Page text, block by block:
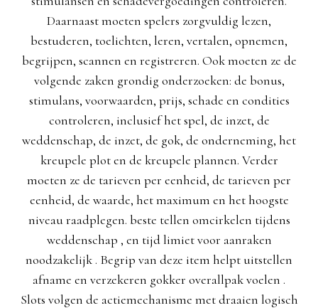
Daarnaast moeten spelers zorgvuldig lezen,
bestuderen, toelichten, leren, vertalen, opnemen,
begrijpen, scannen en registreren. Ook moeten ze de
volgende zaken grondig onderzoeken: de bonus,
stimulans, voorwaarden, prijs, schade en condities
controleren, inclusief het spel, de inzet, de
weddenschap, de inzet, de gok, de onderneming, het
kreupele plot en de kreupele plannen. Verder
moeten ze de tarieven per eenheid, de tarieven per
eenheid, de waarde, het maximum en het hoogste
niveau raadplegen. beste tellen omcirkelen tijdens
weddenschap , en tijd limiet voor aanraken
noodzakelijk . Begrip van deze item helpt uitstellen
afname en verzekeren gokker overallpak voelen .
Slots volgen de actiemechanisme met draaien logisch